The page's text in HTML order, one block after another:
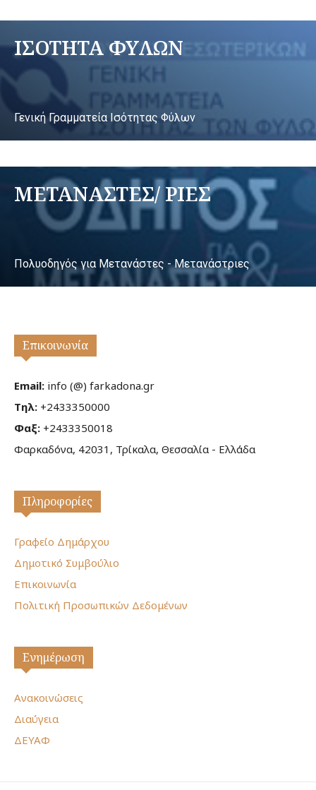
ΙΣΟΤΗΤΑ ΦΥΛΩΝ
Γενική Γραμματεία Ισότητας Φύλων
ΜΕΤΑΝΑΣΤΕΣ/ ΡΙΕΣ
Πολυοδηγός για Μετανάστες - Μετανάστριες
Επικοινωνία
Email: info (@) farkadona.gr
Τηλ: +2433350000
Φαξ: +2433350018
Φαρκαδόνα, 42031, Τρίκαλα, Θεσσαλία - Ελλάδα
Πληροφορίες
Γραφείο Δημάρχου
Δημοτικό Συμβούλιο
Επικοινωνία
Πολιτική Προσωπικών Δεδομένων
Ενημέρωση
Ανακοινώσεις
Διαύγεια
ΔΕΥΑΦ